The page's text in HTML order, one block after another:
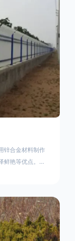
锌合金材料制作
鲜艳等优点。该
卸；适合于大批
钢护栏可以用于
具有高强度、高